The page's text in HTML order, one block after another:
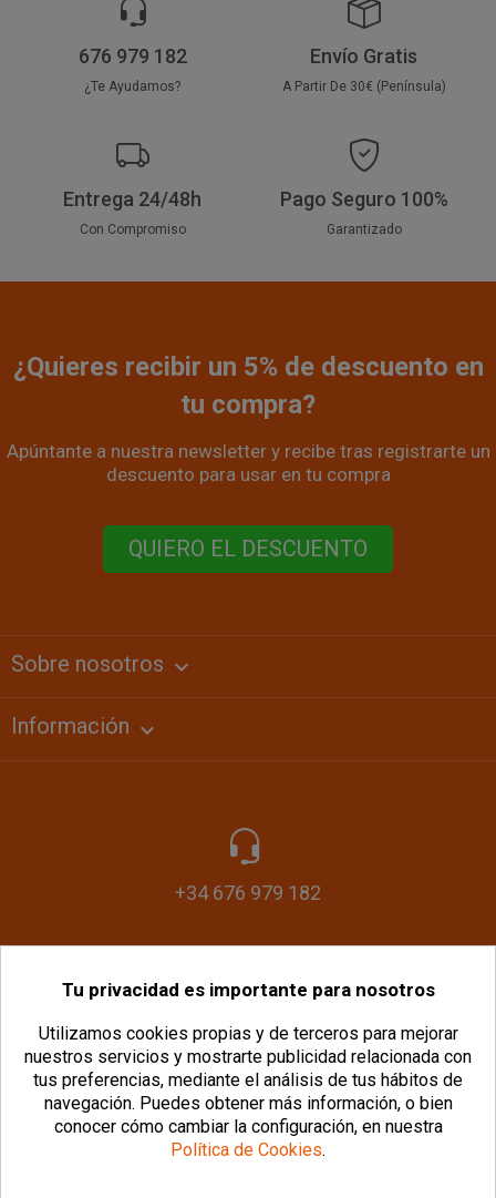
676 979 182
¿Te Ayudamos?
Envío Gratis
A Partir De 30€ (Península)
Entrega 24/48h
Con Compromiso
Pago Seguro 100%
Garantizado
¿Quieres recibir un 5% de descuento en
tu compra?
Apúntante a nuestra newsletter y recibe tras registrarte un
descuento para usar en tu compra
QUIERO EL DESCUENTO
Sobre nosotros keyboard_arrow_down
Información 
+34 676 979 182
info@plasticomania.com
Tu privacidad es importante para nosotros
Utilizamos cookies propias y de terceros para mejorar
nuestros servicios y mostrarte publicidad relacionada con
tus preferencias, mediante el análisis de tus hábitos de
navegación. Puedes obtener más información, o bien
conocer cómo cambiar la configuración, en nuestra
Política de Cookies.